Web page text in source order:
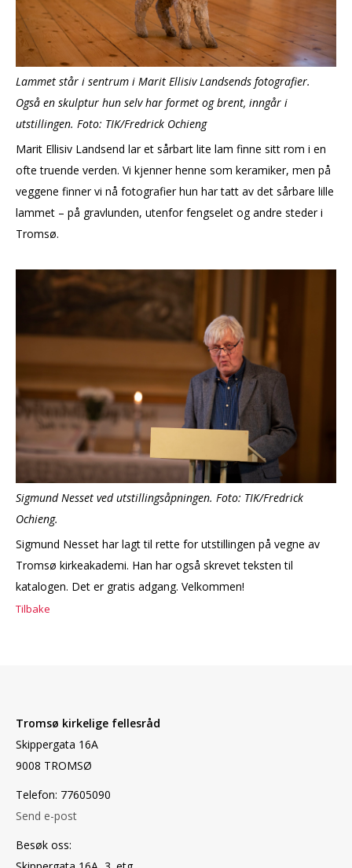
Lammet står i sentrum i Marit Ellisiv Landsends fotografier.
Også en skulptur hun selv har formet og brent, inngår i
utstillingen. Foto: TIK/Fredrick Ochieng
Marit Ellisiv Landsend lar et sårbart lite lam finne sitt rom i en
ofte truende verden. Vi kjenner henne som keramiker, men på
veggene finner vi nå fotografier hun har tatt av det sårbare lille
lammet – på gravlunden, utenfor fengselet og andre steder i
Tromsø.
Sigmund Nesset ved utstillingsåpningen. Foto: TIK/Fredrick
Ochieng.
Sigmund Nesset har lagt til rette for utstillingen på vegne av
Tromsø kirkeakademi. Han har også skrevet teksten til
katalogen. Det er gratis adgang. Velkommen!
Tilbake
Tromsø kirkelige fellesråd
Skippergata 16A
9008 TROMSØ
Telefon: 77605090
Send e-post
Besøk oss: